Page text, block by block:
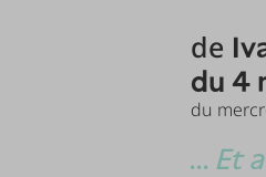
de
du 4
du
... Et